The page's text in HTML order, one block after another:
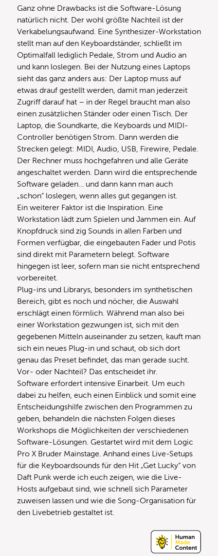
Ganz ohne Drawbacks ist die Software-Lösung
natürlich nicht. Der wohl größte Nachteil ist der
Verkabelungsaufwand. Eine Synthesizer-Workstation
stellt man auf den Keyboardständer, schließt im
Optimalfall lediglich Pedale, Strom und Audio an
und kann loslegen. Bei der Nutzung eines Laptops
sieht das ganz anders aus: Der Laptop muss auf
etwas drauf gestellt werden, damit man jederzeit
Zugriff darauf hat – in der Regel braucht man also
einen zusätzlichen Ständer oder einen Tisch. Der
Laptop, die Soundkarte, die Keyboards und MIDI-
Controller benötigen Strom. Dann werden die
Strecken gelegt: MIDI, Audio, USB, Firewire, Pedale.
Der Rechner muss hochgefahren und alle Geräte
angeschaltet werden. Dann wird die entsprechende
Software geladen… und dann kann man auch
„schon“ loslegen, wenn alles gut gegangen ist.
Ein weiterer Faktor ist die Inspiration. Eine
Workstation lädt zum Spielen und Jammen ein. Auf
Knopfdruck sind zig Sounds in allen Farben und
Formen verfügbar, die eingebauten Fader und Potis
sind direkt mit Parametern belegt. Software
hingegen ist leer, sofern man sie nicht entsprechend
vorbereitet.
Plug-ins und Librarys, besonders im synthetischen
Bereich, gibt es noch und nöcher, die Auswahl
erschlägt einen förmlich. Während man also bei
einer Workstation gezwungen ist, sich mit den
gegebenen Mitteln auseinander zu setzen, kauft man
sich ein neues Plug-in und schaut, ob sich dort
genau das Preset befindet, das man gerade sucht.
Vor- oder Nachteil? Das entscheidet ihr.
Software erfordert intensive Einarbeit. Um euch
dabei zu helfen, euch einen Einblick und somit eine
Entscheidungshilfe zwischen den Programmen zu
geben, behandeln die nächsten Folgen dieses
Workshops die Möglichkeiten der verschiedenen
Software-Lösungen. Gestartet wird mit dem Logic
Pro X Bruder Mainstage. Anhand eines Live-Setups
für die Keyboardsounds für den Hit „Get Lucky“ von
Daft Punk werde ich euch zeigen, wie die Live-
Hosts aufgebaut sind, wie schnell sich Parameter
zuweisen lassen und wie die Song-Organisation für
den Livebetrieb gestaltet ist.